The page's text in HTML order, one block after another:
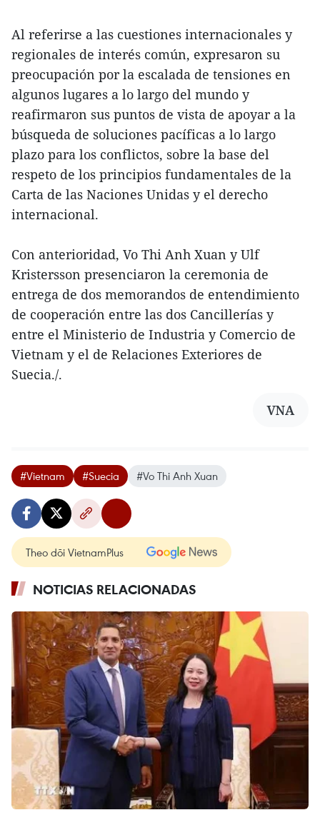
Al referirse a las cuestiones internacionales y
regionales de interés común, expresaron su
preocupación por la escalada de tensiones en
algunos lugares a lo largo del mundo y
reafirmaron sus puntos de vista de apoyar a la
búsqueda de soluciones pacíficas a lo largo
plazo para los conflictos, sobre la base del
respeto de los principios fundamentales de la
Carta de las Naciones Unidas y el derecho
internacional.
Con anterioridad, Vo Thi Anh Xuan y Ulf
Kristersson presenciaron la ceremonia de
entrega de dos memorandos de entendimiento
de cooperación entre las dos Cancillerías y
entre el Ministerio de Industria y Comercio de
Vietnam y el de Relaciones Exteriores de
Suecia./.
VNA
#Vietnam #Suecia #Vo Thi Anh Xuan
Theo dõi VietnamPlus
NOTICIAS RELACIONADAS